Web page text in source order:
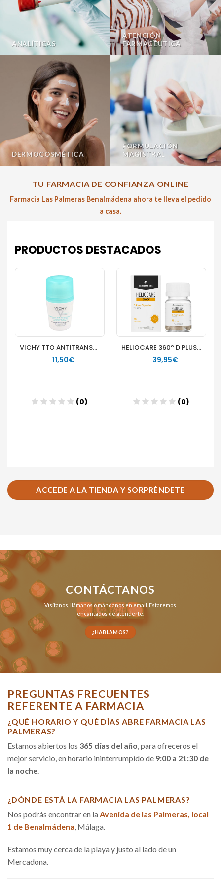
ANALÍTICAS
ATENCIÓN
FARMACÉUTICA
DERMOCOSMÉTICA
FORMULACIÓN
MAGISTRAL
TU FARMACIA DE CONFIANZA ONLINE
Farmacia Las Palmeras Benalmádena ahora te lleva el pedido
a casa.
ACCEDE A LA TIENDA Y SORPRÉNDETE
CONTÁCTANOS
Visítanos, llámanosomándanos en email . Estaremos
encantados de atenderte.
¿HABLAMOS?
PREGUNTAS FRECUENTES
REFERENTE A FARMACIA
¿QUÉ HORARIO Y QUÉ DÍAS ABRE FARMACIA LAS
PALMERAS?
Estamos abiertos los 365 días del año, para ofreceros el
mejor servicio, en horario ininterrumpido de 9:00 a 21:30 de
la noche.
¿DÓNDE ESTÁ LA FARMACIA LAS PALMERAS?
Nos podrás encontrar en la Avenida de las Palmeras, local
1 de Benalmádena, Málaga.
Estamos muy cerca de la playa y justo al lado de un
Mercadona.